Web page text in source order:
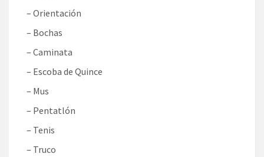
– Orientación
– Bochas
– Caminata
– Escoba de Quince
– Mus
– Pentatlón
– Tenis
– Truco